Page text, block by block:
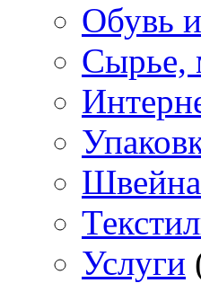
Обувь
Сырье,
Услуги